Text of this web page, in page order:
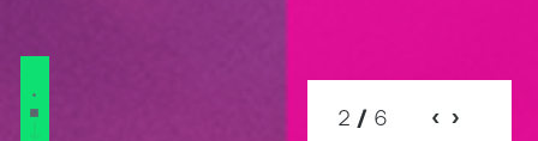
2 / 6